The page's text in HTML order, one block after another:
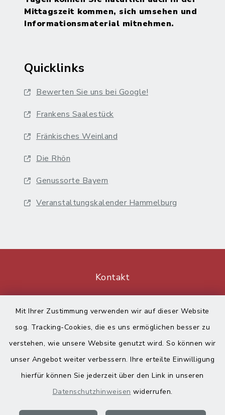
Mit Ihrer Zustimmung verwenden wir auf dieser Website
sog. Tracking-Cookies, die es uns ermöglichen besser zu
verstehen, wie unsere Website genutzt wird. So können wir
unser Angebot weiter verbessern. Ihre erteilte Einwilligung
hierfür können Sie jederzeit über den Link in unseren
Datenschutzhinweisen widerrufen.
Mittagszeit kommen, sich umsehen und
Informationsmaterial mitnehmen.
Quicklinks
Bewerten Sie uns bei Google!
Frankens Saalestück
Fränkisches Weinland
Die Rhön
Genussorte Bayern
Veranstaltungskalender Hammelburg
Kontakt
Datenschutz
Impressum
Sitemap
Cookie-Einstellungen